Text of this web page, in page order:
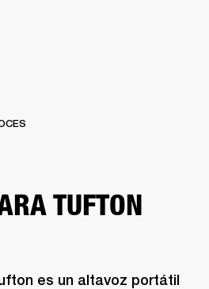
TUFTON
es un altavoz portátil